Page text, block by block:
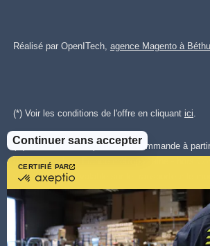
CERTIFIÉ PAR
En
savoir
plus
Continuer sans accepter
Réalisé par OpenITech, agence Magento à
(*) Voir les conditions de l'offre en cliquant ici
(**)Livraison offerte pour toute commande à
destination de la France métropolitaine - hors
spéciales. Offre valable sur le transporteur le
Plus d'infos cliquezici..
Les visuels du site sont la propriété intellectuelle
reproduction partielle ou totale est interdite.